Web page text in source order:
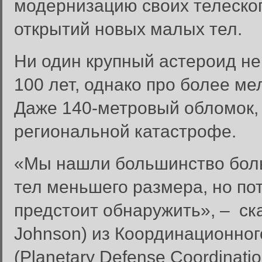
модернизацию своих
открытий новых малых тел.
Ни один крупный астероид
100 лет, однако про более
Даже 140-метровый
региональной катастрофе.
«Мы нашли большинство
тел меньшего размера, но
предстоит обнаружить», –
Johnson) из
(Planetary Defense
Введите свое имя
Инструкция по сбросу